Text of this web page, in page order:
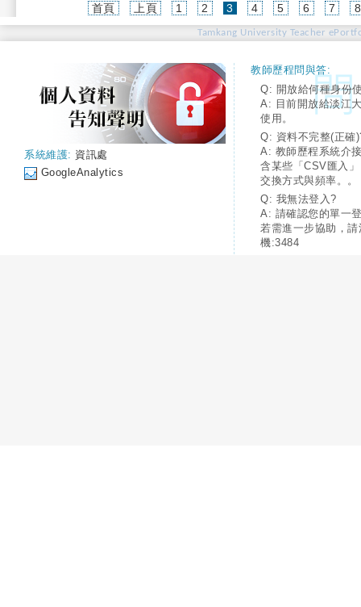
首頁 上頁 1 2 3 (current)
4 5 6 7 8
Tamkang University Teacher
系統維護: 資訊處
GoogleAnalytics
教師歷程問與答:
Q: 開放給何種身份
A: 目前開放給淡江
使用。
Q: 資料不完整(正確
A: 教師歷程系統介
含某些「CSV匯入
交換方式與頻率。。
Q: 我無法登入?
A: 請確認您的單一
若需進一步協助，
機:3484